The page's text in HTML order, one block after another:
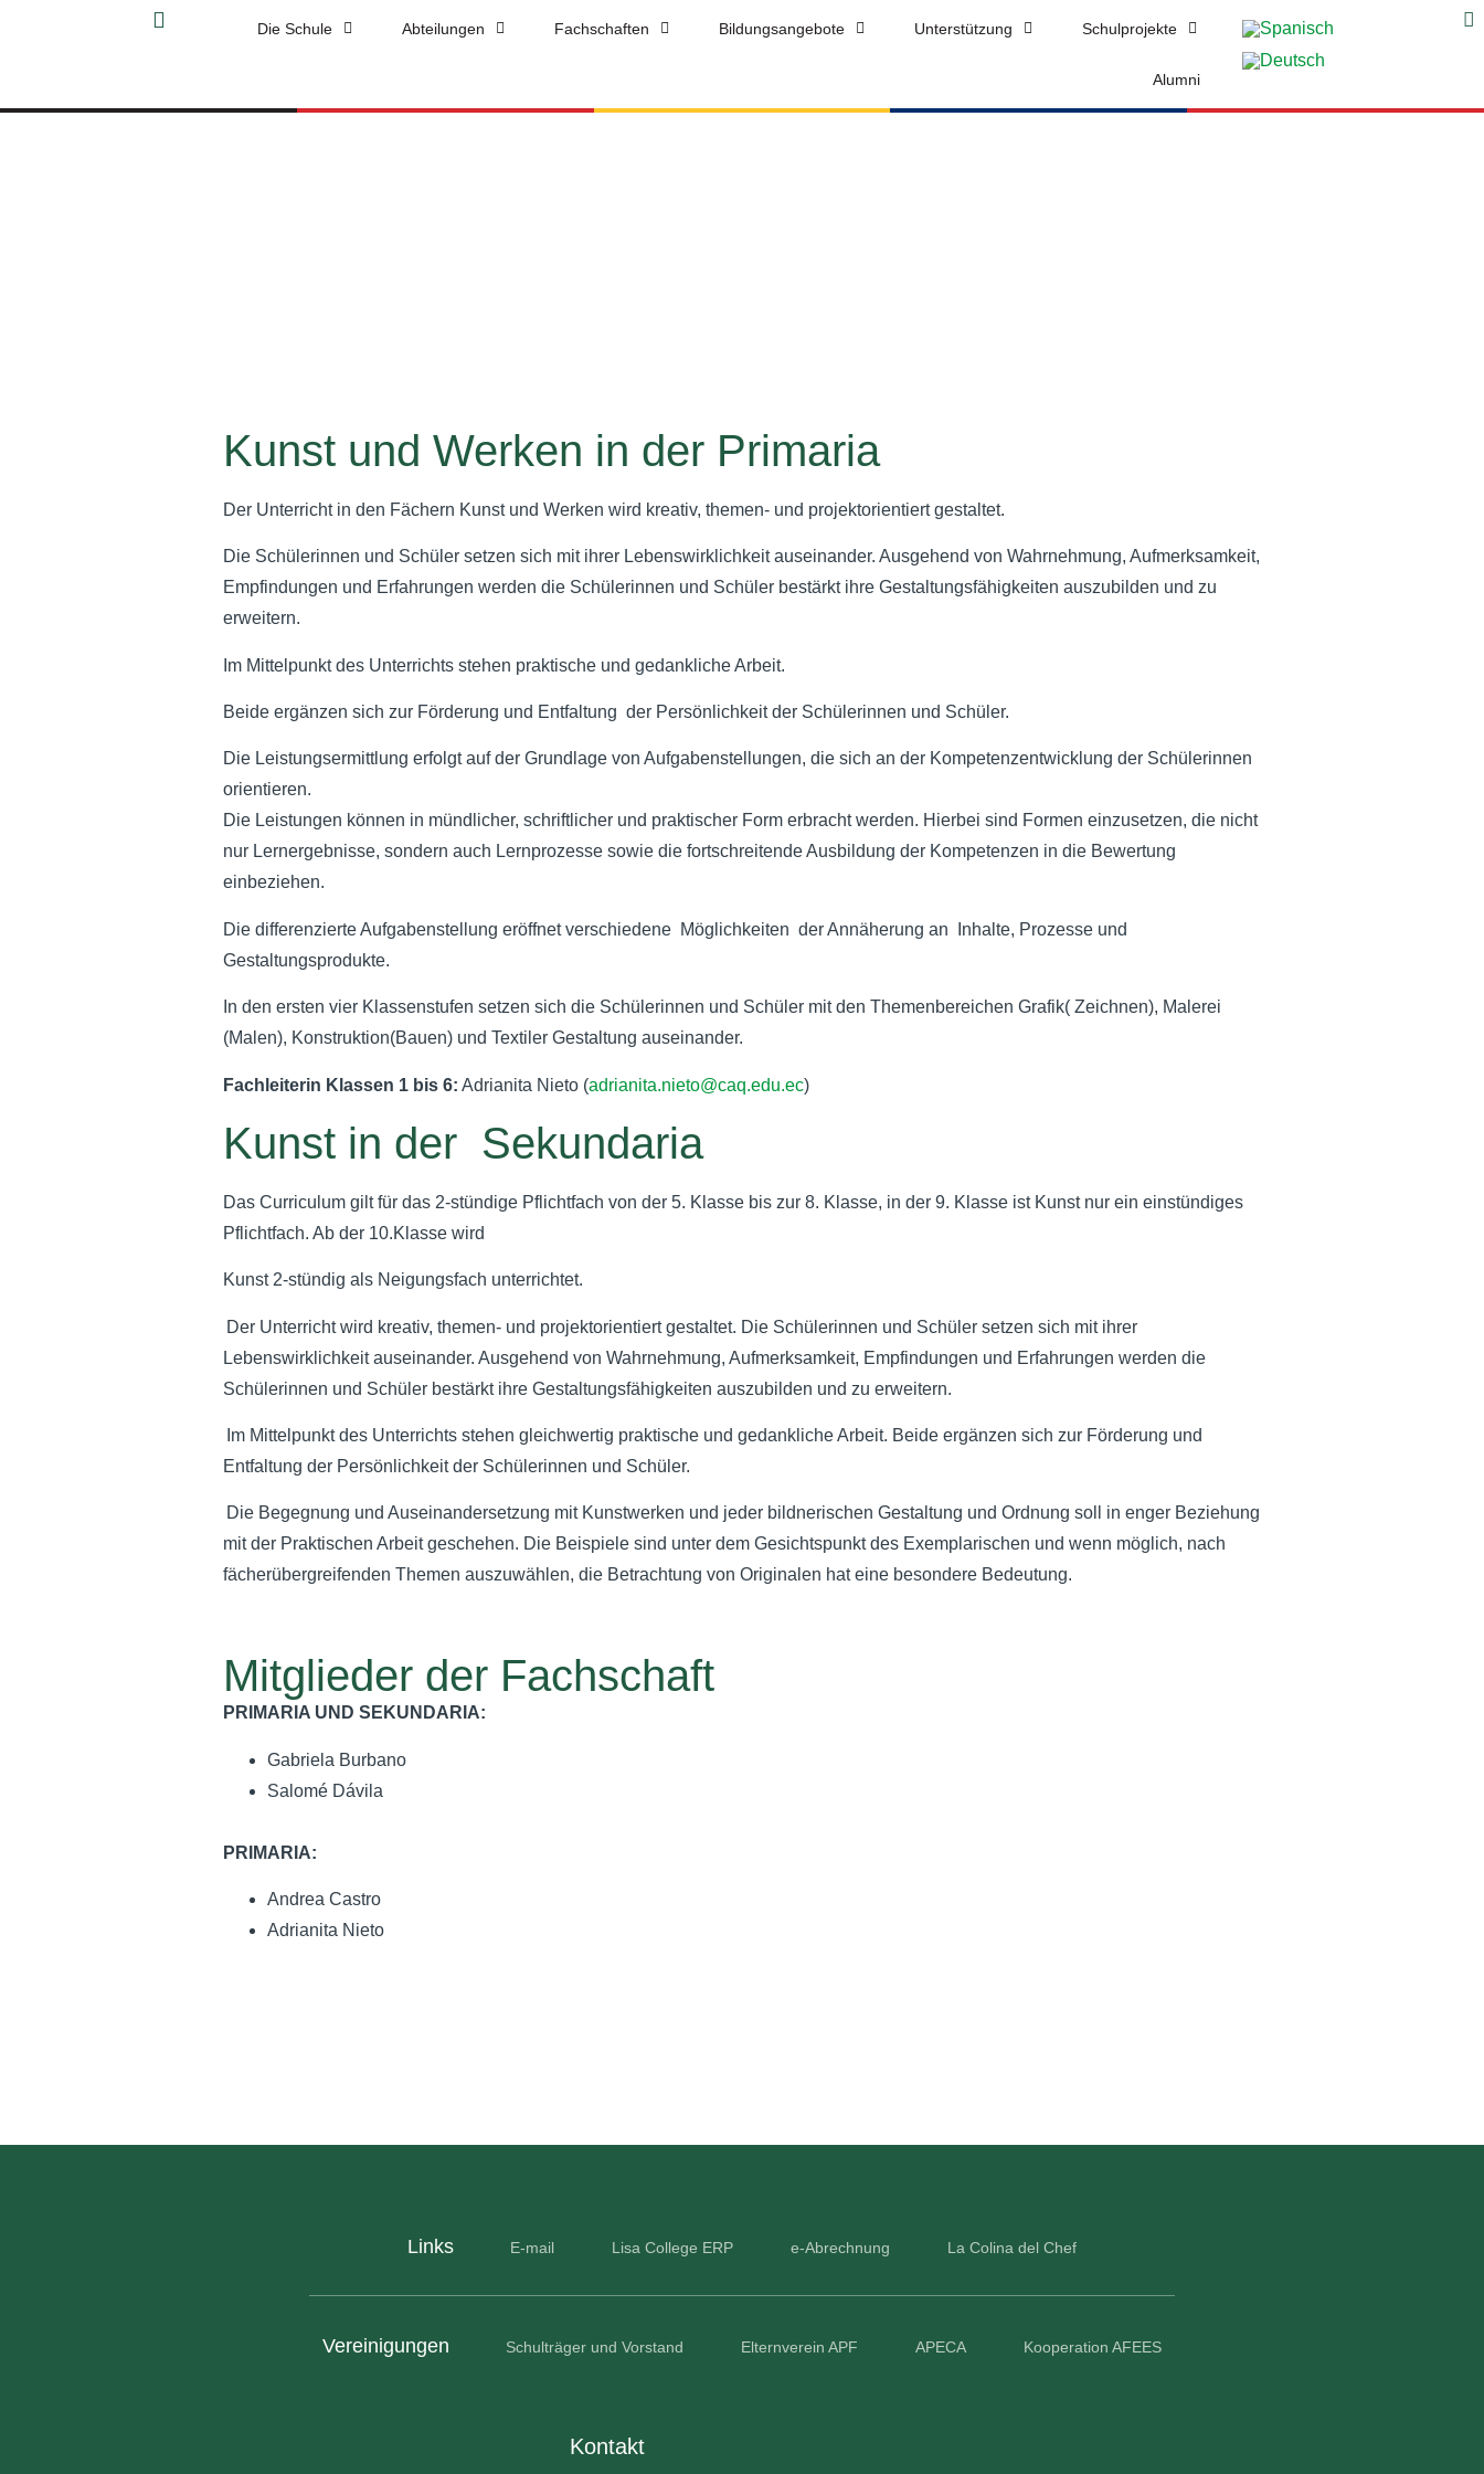
Die Schule Abteilungen Fachschaften Bildungsangebote Unterstützung Schulprojekte
Alumni
Kunst und Werken
Kunst und Werken in der Primaria
Der Unterricht in den Fächern Kunst und Werken wird kreativ, themen- und projektorientiert gestaltet.
Die Schülerinnen und Schüler setzen sich mit ihrer Lebenswirklichkeit auseinander. Ausgehend von Wahrnehmung, Aufmerksamkeit,
Empfindungen und Erfahrungen werden die Schülerinnen und Schüler bestärkt ihre Gestaltungsfähigkeiten auszubilden und zu
erweitern.
Im Mittelpunkt des Unterrichts stehen praktische und gedankliche Arbeit.
Beide ergänzen sich zur Förderung und Entfaltung der Persönlichkeit der Schülerinnen und Schüler.
Die Leistungsermittlung erfolgt auf der Grundlage von Aufgabenstellungen, die sich an der Kompetenzentwicklung der Schülerinnen
orientieren.
Die Leistungen können in mündlicher, schriftlicher und praktischer Form erbracht werden. Hierbei sind Formen einzusetzen, die nicht
nur Lernergebnisse, sondern auch Lernprozesse sowie die fortschreitende Ausbildung der Kompetenzen in die Bewertung
einbeziehen.
Die differenzierte Aufgabenstellung eröffnet verschiedene Möglichkeiten der Annäherung an Inhalte, Prozesse und
Gestaltungsprodukte.
In den ersten vier Klassenstufen setzen sich die Schülerinnen und Schüler mit den Themenbereichen Grafik( Zeichnen), Malerei
(Malen), Konstruktion(Bauen) und Textiler Gestaltung auseinander.
Fachleiterin Klassen 1 bis 6: Adrianita Nieto (adrianita.nieto@caq.edu.ec)
Kunst in der Sekundaria
Das Curriculum gilt für das 2-stündige Pflichtfach von der 5. Klasse bis zur 8. Klasse, in der 9. Klasse ist Kunst nur ein einstündiges
Pflichtfach. Ab der 10.Klasse wird
Kunst 2-stündig als Neigungsfach unterrichtet.
Der Unterricht wird kreativ, themen- und projektorientiert gestaltet. Die Schülerinnen und Schüler setzen sich mit ihrer
Lebenswirklichkeit auseinander. Ausgehend von Wahrnehmung, Aufmerksamkeit, Empfindungen und Erfahrungen werden die
Schülerinnen und Schüler bestärkt ihre Gestaltungsfähigkeiten auszubilden und zu erweitern.
Im Mittelpunkt des Unterrichts stehen gleichwertig praktische und gedankliche Arbeit. Beide ergänzen sich zur Förderung und
Entfaltung der Persönlichkeit der Schülerinnen und Schüler.
Die Begegnung und Auseinandersetzung mit Kunstwerken und jeder bildnerischen Gestaltung und Ordnung soll in enger Beziehung
mit der Praktischen Arbeit geschehen. Die Beispiele sind unter dem Gesichtspunkt des Exemplarischen und wenn möglich, nach
fächerübergreifenden Themen auszuwählen, die Betrachtung von Originalen hat eine besondere Bedeutung.
Mitglieder der Fachschaft
PRIMARIA UND SEKUNDARIA:
Gabriela Burbano
Salomé Dávila
PRIMARIA:
Andrea Castro
Adrianita Nieto
Links E-mail Lisa College ERP e-Abrechnung La Colina del Chef
Vereinigungen Schulträger und Vorstand Elternverein APF APECA Kooperation AFEES
Kontakt